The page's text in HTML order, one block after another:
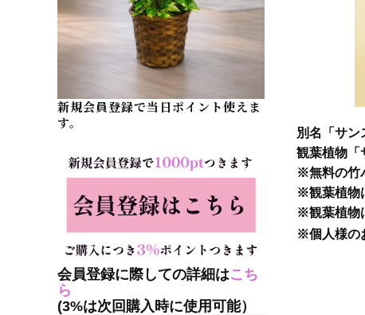
別名「サ
観葉植物「
※無料の竹
※観葉植物
※観葉植物
※個人様の
新規会員登録で当日ポイント使えま
す。
会員登録に際しての詳細はこち
ら
(3%は次回購入時に使用可能）